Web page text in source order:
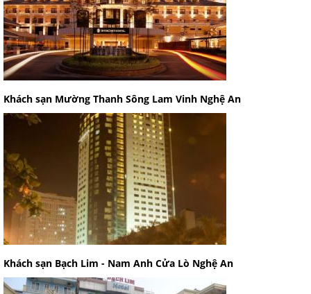
Khách sạn Mường Thanh Sông Lam Vinh Nghệ An
Khách sạn Bạch Lim - Nam Anh Cửa Lò Nghệ An